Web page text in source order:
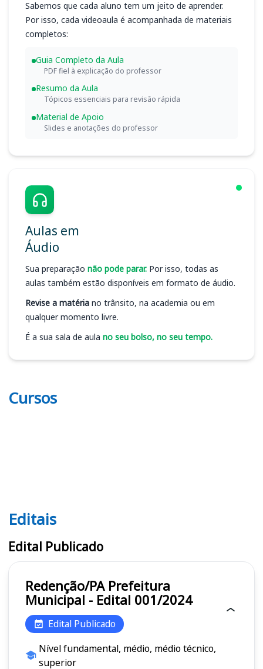
Sabemos que cada aluno tem um jeito de aprender.
Por isso, cada videoaula é acompanhada de materiais
completos:
Guia Completo da Aula
PDF fiel à explicação do professor
Resumo da Aula
Tópicos essenciais para revisão rápida
Material de Apoio
Slides e anotações do professor
Aulas em
Áudio
Sua preparação não pode parar. Por isso, todas as
aulas também estão disponíveis em formato de áudio.
Revise a matéria no trânsito, na academia ou em
qualquer momento livre.
É a sua sala de aula no seu bolso, no seu tempo.
Cursos
Editais
Editais
Edital Publicado
Redenção/PA Prefeitura
Municipal - Edital 001/2024
Edital Publicado
Nível fundamental, médio, médio técnico,
superior